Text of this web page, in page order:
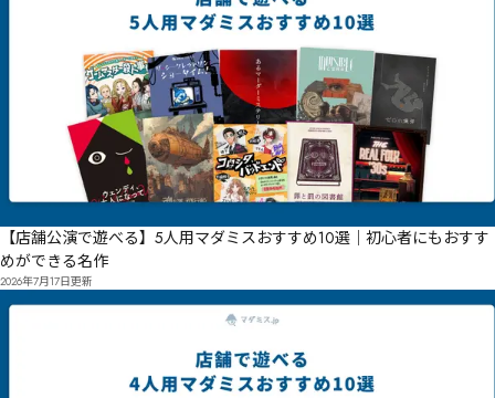
【店舗公演で遊べる】5人用マダミスおすすめ10選｜初心者にもおすす
めができる名作
2026年7月17日更新